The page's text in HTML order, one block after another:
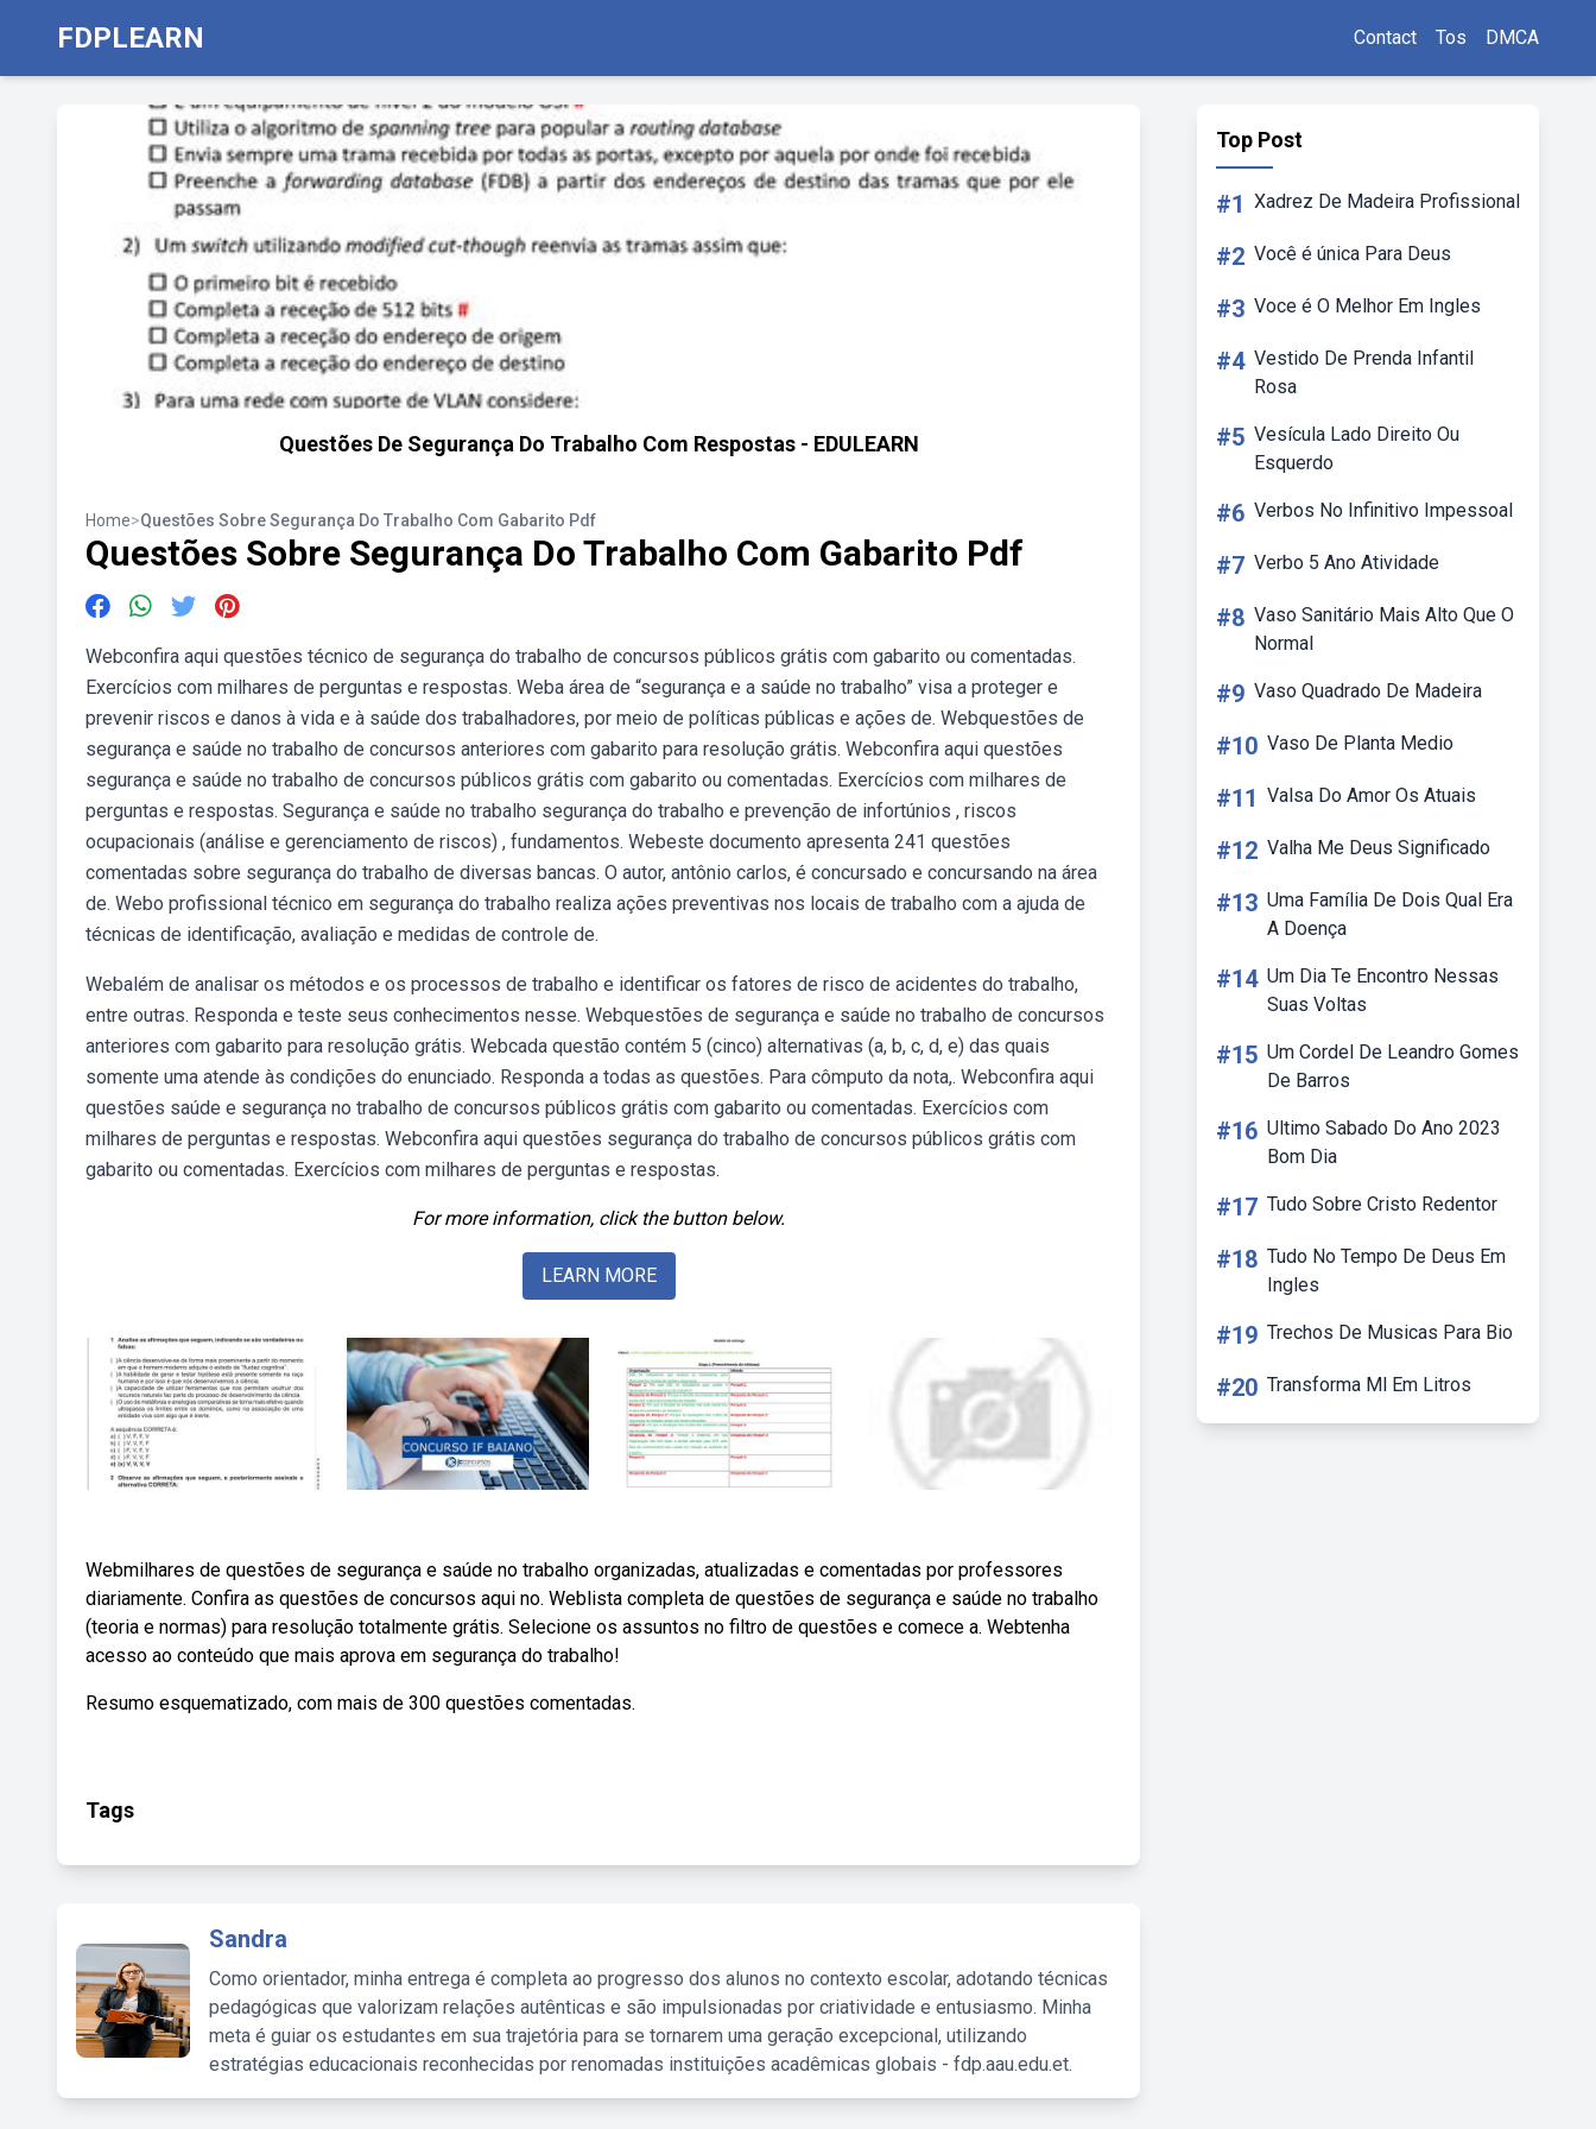
FDPLEARN Contact Tos DMCA
Questões De Segurança Do Trabalho Com Respostas - EDULEARN
Home>Questões Sobre Segurança Do Trabalho Com Gabarito Pdf
Questões Sobre Segurança Do Trabalho Com Gabarito Pdf
Webconfira aqui questões técnico de segurança do trabalho de concursos públicos grátis com gabarito ou comentadas.
Exercícios com milhares de perguntas e respostas. Weba área de “segurança e a saúde no trabalho” visa a proteger e
prevenir riscos e danos à vida e à saúde dos trabalhadores, por meio de políticas públicas e ações de. Webquestões de
segurança e saúde no trabalho de concursos anteriores com gabarito para resolução grátis. Webconfira aqui questões
segurança e saúde no trabalho de concursos públicos grátis com gabarito ou comentadas. Exercícios com milhares de
perguntas e respostas. Segurança e saúde no trabalho segurança do trabalho e prevenção de infortúnios , riscos
ocupacionais (análise e gerenciamento de riscos) , fundamentos. Webeste documento apresenta 241 questões
comentadas sobre segurança do trabalho de diversas bancas. O autor, antônio carlos, é concursado e concursando na área
de. Webo profissional técnico em segurança do trabalho realiza ações preventivas nos locais de trabalho com a ajuda de
técnicas de identificação, avaliação e medidas de controle de.
Webalém de analisar os métodos e os processos de trabalho e identificar os fatores de risco de acidentes do trabalho,
entre outras. Responda e teste seus conhecimentos nesse. Webquestões de segurança e saúde no trabalho de concursos
anteriores com gabarito para resolução grátis. Webcada questão contém 5 (cinco) alternativas (a, b, c, d, e) das quais
somente uma atende às condições do enunciado. Responda a todas as questões. Para cômputo da nota,. Webconfira aqui
questões saúde e segurança no trabalho de concursos públicos grátis com gabarito ou comentadas. Exercícios com
milhares de perguntas e respostas. Webconfira aqui questões segurança do trabalho de concursos públicos grátis com
gabarito ou comentadas. Exercícios com milhares de perguntas e respostas.
For more information, click the button below.
LEARN MORE
Webmilhares de questões de segurança e saúde no trabalho organizadas, atualizadas e comentadas por professores
diariamente. Confira as questões de concursos aqui no. Weblista completa de questões de segurança e saúde no trabalho
(teoria e normas) para resolução totalmente grátis. Selecione os assuntos no filtro de questões e comece a. Webtenha
acesso ao conteúdo que mais aprova em segurança do trabalho!
Resumo esquematizado, com mais de 300 questões comentadas.
Tags
Sandra
Como orientador, minha entrega é completa ao progresso dos alunos no contexto escolar, adotando técnicas
pedagógicas que valorizam relações autênticas e são impulsionadas por criatividade e entusiasmo. Minha
meta é guiar os estudantes em sua trajetória para se tornarem uma geração excepcional, utilizando
estratégias educacionais reconhecidas por renomadas instituições acadêmicas globais - fdp.aau.edu.et.
Top Post
#1 Xadrez De Madeira Profissional
#2 Você é única Para Deus
#3 Voce é O Melhor Em Ingles
#4 Vestido De Prenda Infantil
Rosa
#5 Vesícula Lado Direito Ou
Esquerdo
#6 Verbos No Infinitivo Impessoal
#7 Verbo 5 Ano Atividade
#8 Vaso Sanitário Mais Alto Que O
Normal
#9 Vaso Quadrado De Madeira
#10 Vaso De Planta Medio
#11 Valsa Do Amor Os Atuais
#12 Valha Me Deus Significado
#13 Uma Família De Dois Qual Era
A Doença
#14 Um Dia Te Encontro Nessas
Suas Voltas
#15 Um Cordel De Leandro Gomes
De Barros
#16 Ultimo Sabado Do Ano 2023
Bom Dia
#17 Tudo Sobre Cristo Redentor
#18 Tudo No Tempo De Deus Em
Ingles
#19 Trechos De Musicas Para Bio
#20 Transforma Ml Em Litros